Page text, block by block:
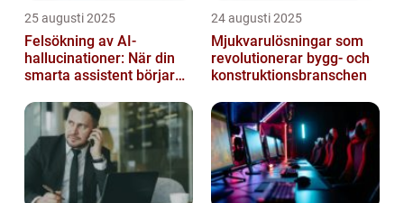
25 augusti 2025
Felsökning av AI-
hallucinationer: När din
smarta assistent börjar
24 augusti 2025
Mjukvarulösningar som
revolutionerar bygg- och
konstruktionsbranschen